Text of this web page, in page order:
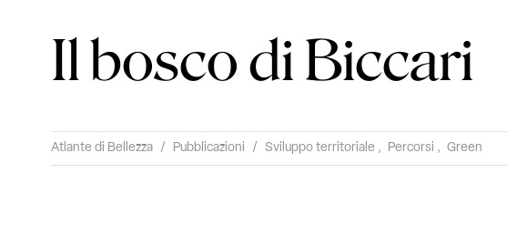
Il bosco di Biccari
Atlante di Bellezza / Pubblicazioni / Sviluppo territoriale , Percorsi , Green